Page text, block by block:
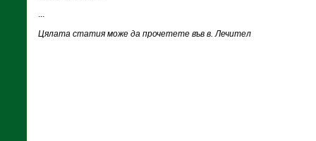
...
Цялата статия може да прочетете във в. Лечител